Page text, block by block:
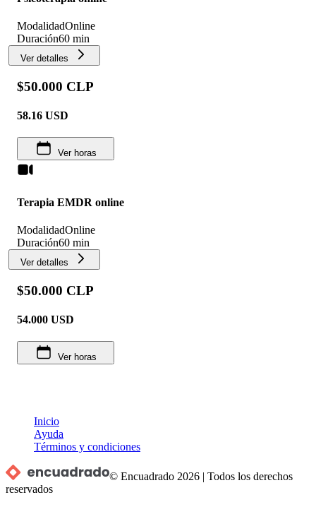
ModalidadOnline
Duración60 min
Ver detalles
$50.000 CLP
58.16 USD
Ver horas
Terapia EMDR online
ModalidadOnline
Duración60 min
Ver detalles
$50.000 CLP
54.000 USD
Ver horas
Inicio
Ayuda
Términos y condiciones
© Encuadrado 2026 |Todos los derechos
reservados